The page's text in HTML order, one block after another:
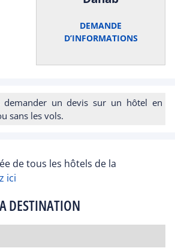
DEMANDE
D’INFORMATIONS
demander un devis sur un hôtel en
sans les vols.
de tous les hôtels de la
ici
DESTINATION